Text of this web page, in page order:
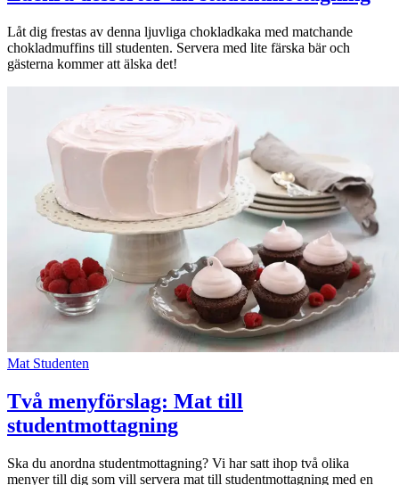
Låt dig frestas av denna ljuvliga chokladkaka med matchande
chokladmuffins till studenten. Servera med lite färska bär och
gästerna kommer att älska det!
Mat Studenten
Två menyförslag: Mat till
studentmottagning
Ska du anordna studentmottagning? Vi har satt ihop två olika
menyer till dig som vill servera mat till studentmottagning med en